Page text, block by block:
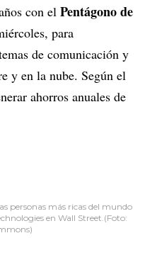
con el Pentágono de
para
de comunicación y
y en la nube. Según el
ahorros anuales de
personas más ricas del mundo
en Wall Street.(Foto: